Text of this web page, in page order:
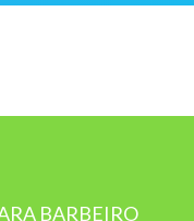
BARBEIRO